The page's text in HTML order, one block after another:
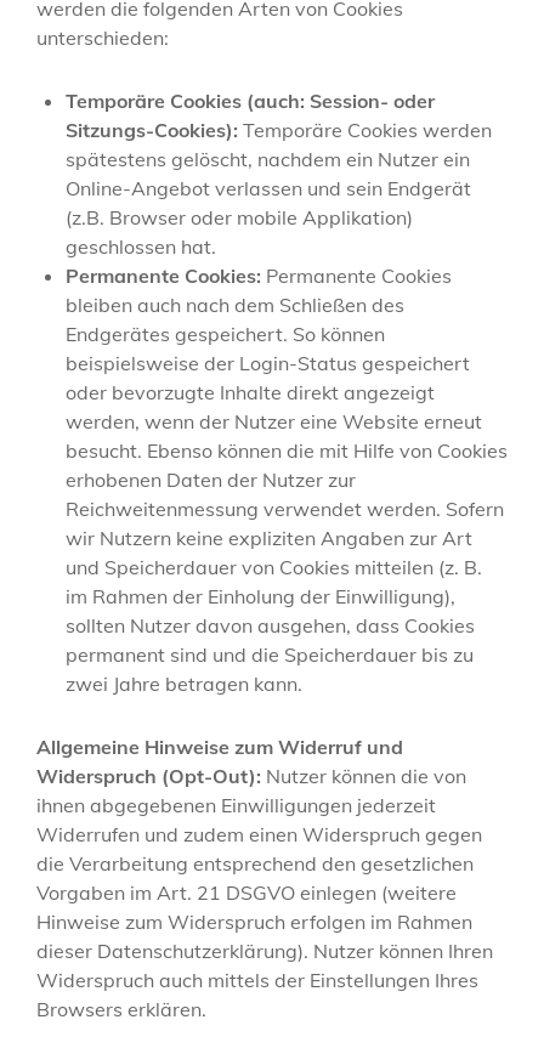
werden die folgenden Arten von Cookies
unterschieden:
Temporäre Cookies (auch: Session- oder
Sitzungs-Cookies): Temporäre Cookies werden
spätestens gelöscht, nachdem ein Nutzer ein
Online-Angebot verlassen und sein Endgerät
(z.B. Browser oder mobile Applikation)
geschlossen hat.
Permanente Cookies: Permanente Cookies
bleiben auch nach dem Schließen des
Endgerätes gespeichert. So können
beispielsweise der Login-Status gespeichert
oder bevorzugte Inhalte direkt angezeigt
werden, wenn der Nutzer eine Website erneut
besucht. Ebenso können die mit Hilfe von Cookies
erhobenen Daten der Nutzer zur
Reichweitenmessung verwendet werden. Sofern
wir Nutzern keine expliziten Angaben zur Art
und Speicherdauer von Cookies mitteilen (z. B.
im Rahmen der Einholung der Einwilligung),
sollten Nutzer davon ausgehen, dass Cookies
permanent sind und die Speicherdauer bis zu
zwei Jahre betragen kann.
Allgemeine Hinweise zum Widerruf und
Widerspruch (Opt-Out): Nutzer können die von
ihnen abgegebenen Einwilligungen jederzeit
Widerrufen und zudem einen Widerspruch gegen
die Verarbeitung entsprechend den gesetzlichen
Vorgaben im Art. 21 DSGVO einlegen (weitere
Hinweise zum Widerspruch erfolgen im Rahmen
dieser Datenschutzerklärung). Nutzer können Ihren
Widerspruch auch mittels der Einstellungen Ihres
Browsers erklären.